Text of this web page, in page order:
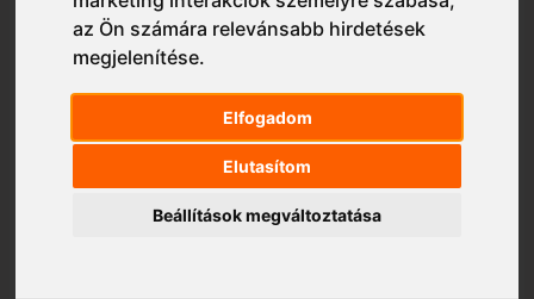
az Ön számára relevánsabb hirdetések
megjelenítése.
Elfogadom
Elutasítom
Beállítások megváltoztatása